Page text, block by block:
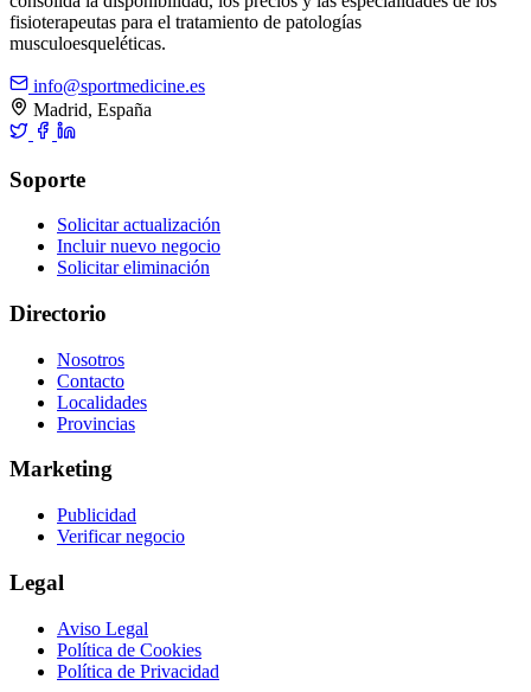
fisioterapeutas para el tratamiento de patologías
musculoesqueléticas.
info@sportmedicine.es
Madrid, España
Soporte
Solicitar actualización
Incluir nuevo negocio
Solicitar eliminación
Directorio
Nosotros
Contacto
Localidades
Provincias
Marketing
Publicidad
Verificar negocio
Legal
Aviso Legal
Política de Cookies
Política de Privacidad